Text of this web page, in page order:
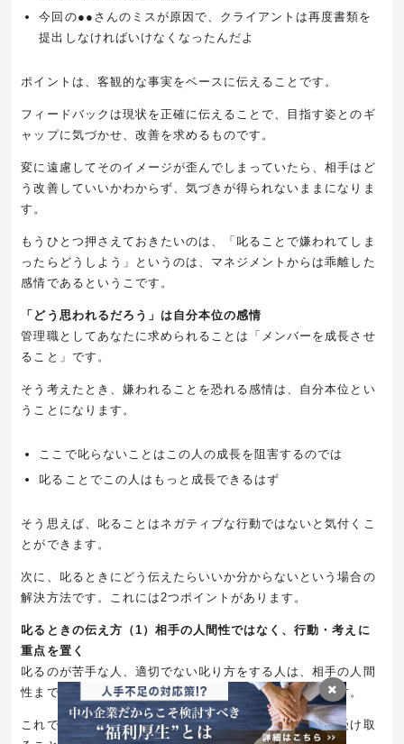
今回の●●さんのミスが原因で、クライアントは再度書類を
提出しなければいけなくなったんだよ
ポイントは、客観的な事実をベースに伝えることです。
フィードバックは現状を正確に伝えることで、目指す姿とのギ
ャップに気づかせ、改善を求めるものです。
変に遠慮してそのイメージが歪んでしまっていたら、相手はど
う改善していいかわからず、気づきが得られないままになりま
す。
もうひとつ押さえておきたいのは、「叱ることで嫌われてしま
ったらどうしよう」というのは、マネジメントからは乖離した
感情であるというこです。
「どう思われるだろう」は自分本位の感情
管理職としてあなたに求められることは「メンバーを成長させ
ること」です。
そう考えたとき、嫌われることを恐れる感情は、自分本位とい
うことになります。
ここで叱らないことはこの人の成長を阻害するのでは
叱ることでこの人はもっと成長できるはず
そう思えば、叱ることはネガティブな行動ではないと気付くこ
とができます。
次に、叱るときにどう伝えたらいいか分からないという場合の
解決方法です。これには2つポイントがあります。
叱るときの伝え方（1）相手の人間性ではなく、行動・考えに
重点を置く
叱るのが苦手な人、適切でない叱り方をする人は、相手の人間
性まで否定するような叱り方をしてしまうことがあります。
これでは、たとえ正しい指摘をしていたとしても素直に受け取